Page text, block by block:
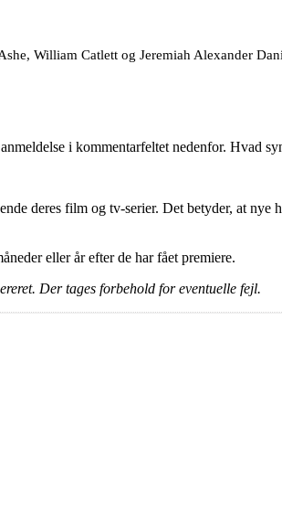
William Catlett og Jeremiah Alexander
i kommentarfeltet nedenfor. Hvad
deres film og tv-serier. Det betyder, at
eller år efter de har fået premiere.
Der tages forbehold for eventuelle fejl.